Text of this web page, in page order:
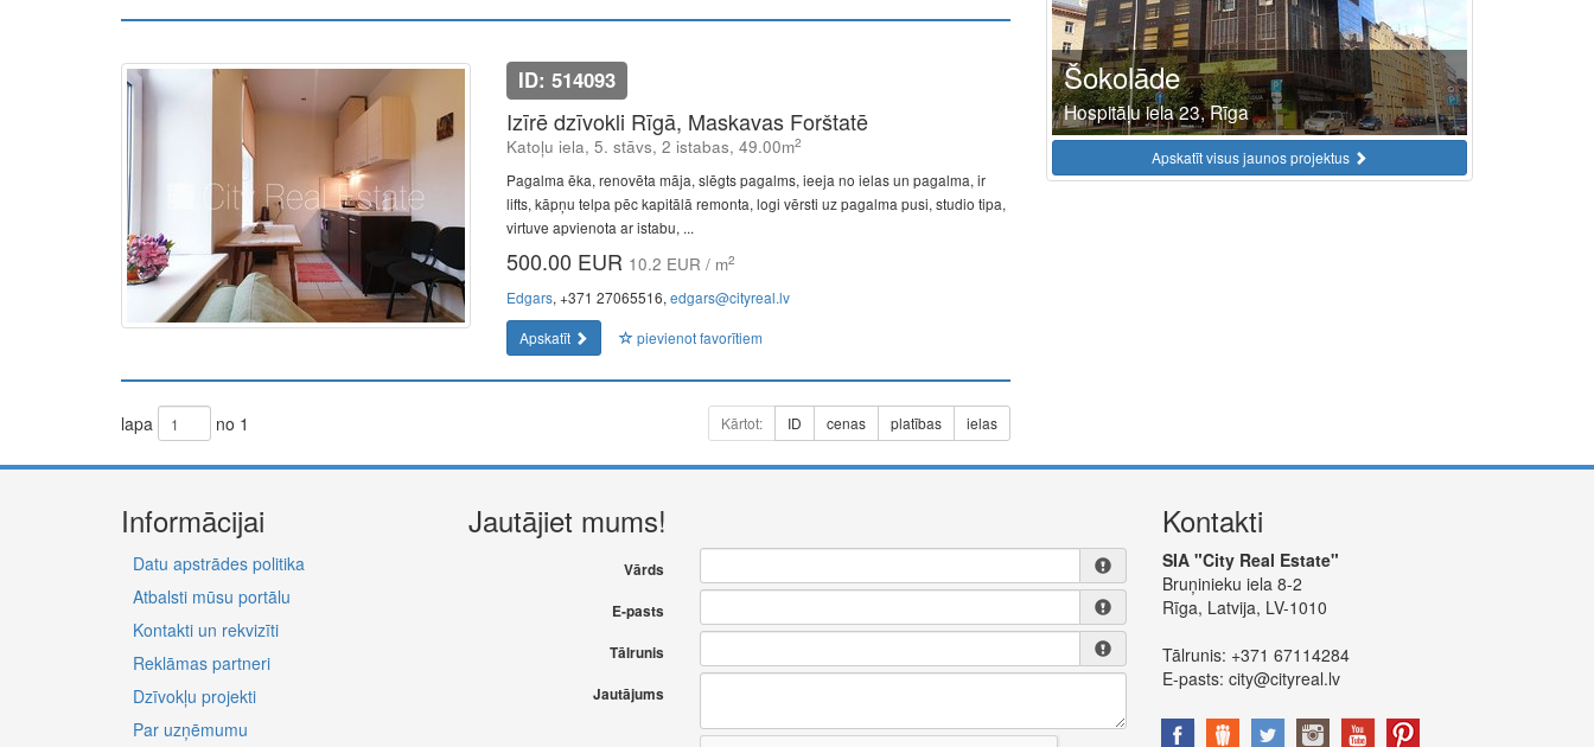
ID: 514093
Izīrē dzīvokli Rīgā, Maskavas Forštatē
Katoļu iela, 5. stāvs, 2 istabas, 49.00m2
Pagalma ēka, renovēta māja, slēgts pagalms, ieeja no ielas un pagalma, ir
lifts, kāpņu telpa pēc kapitālā remonta, logi vērsti uz pagalma pusi, studio tipa,
virtuve apvienota ar istabu, ...
500.00 EUR 10.2 EUR / m2
Edgars, +371 27065516, edgars@cityreal.lv
Apskatīt
pievienot favorītiem
lapa no 1 Kārtot: ID cenas platības ielas
Šokolāde
Hospitāļu iela 23, Rīga
Apskatīt visus jaunos projektus
Informācijai
Datu apstrādes politika
Atbalsti mūsu portālu
Kontakti un rekvizīti
Reklāmas partneri
Dzīvokļu projekti
Par uzņēmumu
Jautājiet mums!
Vārds
E-pasts
Tālrunis
Jautājums
Kontakti
SIA "City Real Estate"
Bruņinieku iela 8-2
Rīga, Latvija, LV-1010
Tālrunis: +371 67114284
E-pasts: city@cityreal.lv